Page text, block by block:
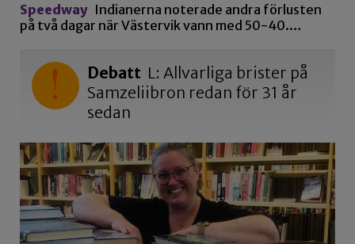
Speedway Indianerna noterade andra förlusten
på två dagar när Västervik vann med 50-40.…
Debatt L: Allvarliga brister på
Samzeliibron redan för 31 år
sedan